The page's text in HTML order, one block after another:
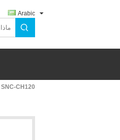
Arabic
CH120